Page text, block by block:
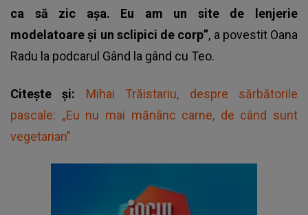
ca să zic așa. Eu am un site de lenjerie
modelatoare și un sclipici de corp”, a povestit Oana
Radu la podcarul Gând la gând cu Teo.
Citește și: Mihai Trăistariu, despre sărbătorile
pascale: „Eu nu mai mănânc carne, de când sunt
vegetarian”